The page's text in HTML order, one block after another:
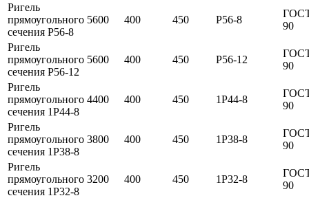
Ригель
прямоугольного
сечения Р56-8
5600 400 450 Р56-8
90
Ригель
прямоугольного
сечения Р56-12
5600 400 450 Р56-12
90
Ригель
прямоугольного
сечения 1Р44-8
4400 400 450 1Р44-8
90
Ригель
прямоугольного
сечения 1Р38-8
3800 400 450 1Р38-8
90
Ригель
прямоугольного
сечения 1Р32-8
3200 400 450 1Р32-8
90